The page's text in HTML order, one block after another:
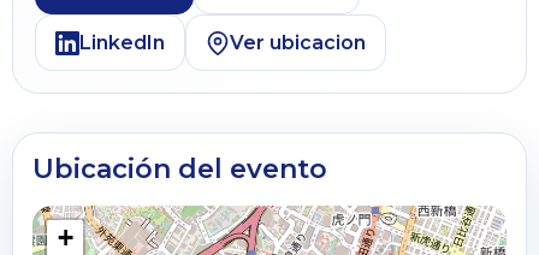
LinkedIn Ver ubicacion
Ubicación del evento
+